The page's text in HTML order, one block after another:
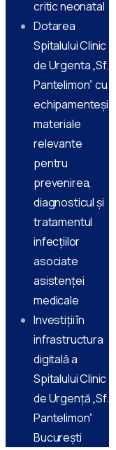
critic neonatal
Dotarea
Spitalului Clinic
de Urgenta „Sf.
Pantelimon” cu
echipamenteși
materiale
relevante
pentru
prevenirea,
diagnosticul și
tratamentul
infecțiilor
asociate
asistenței
medicale
Investiții în
infrastructura
digitală a
Spitalului Clinic
de Urgență „Sf.
Pantelimon”
Bucureşti